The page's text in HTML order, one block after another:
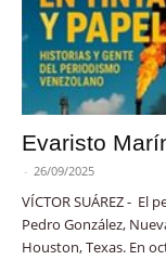
Evaristo
- 26/09/2025
VÍCTOR SUÁREZ -
Pedro González,
Houston, Texas. En